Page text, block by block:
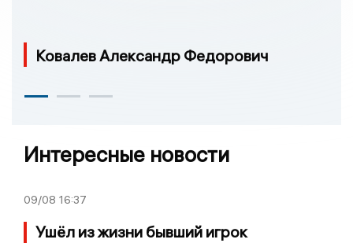
Ковалев Александр Федорович
Интересные новости
09/08 16:37
Ушёл из жизни бывший игрок